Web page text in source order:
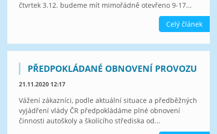
čtvrtek 3.12. budeme mít mimořádně otevřeno 9-17...
Celý článek
PŘEDPOKLÁDANÉ OBNOVENÍ PROVOZU
21.11.2020 12:17
Vážení zákazníci, podle aktuální situace a předběžných
vyjádření vlády ČR předpokládáme plné obnovení
činnosti autoškoly a školícího střediska od...